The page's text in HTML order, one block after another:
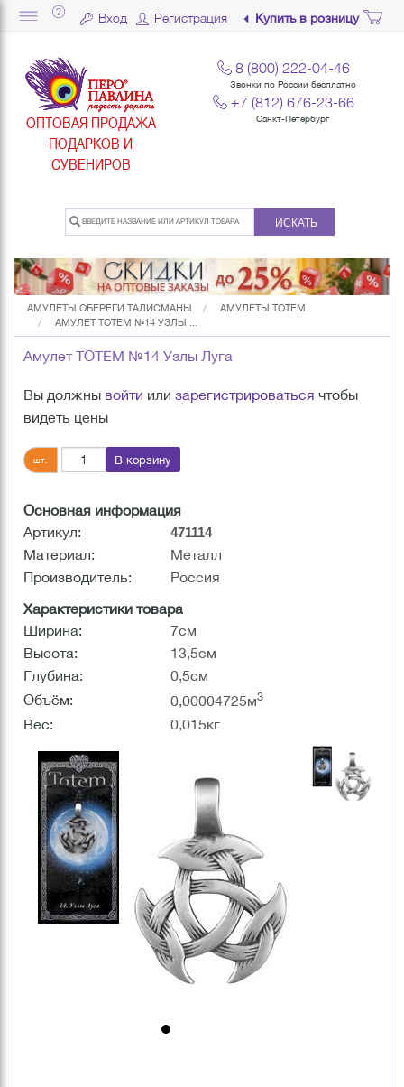
Вход Регистрация Купить в розницу
ОПТОВАЯ ПРОДАЖА
ПОДАРКОВ И
СУВЕНИРОВ
8 (800) 222-04-46
Звонки по России бесплатно
+7 (812) 676-23-66
Санкт-Петербург
ИСКАТЬ
АМУЛЕТЫ ОБЕРЕГИ ТАЛИСМАНЫ
АМУЛЕТЫ TOTEM
АМУЛЕТ TOTEM №14 УЗЛЫ ...
Амулет TOTEM №14 Узлы Луга
Вы должны войти или зарегистрироваться чтобы
видеть цены
шт. В корзину
Основная информация
Артикул:
471114
Материал:
Металл
Производитель:
Россия
Характеристики товара
Ширина:
7см
Высота:
13,5см
Глубина:
0,5см
Объём:
0,00004725м3
Вес: 0,015кг